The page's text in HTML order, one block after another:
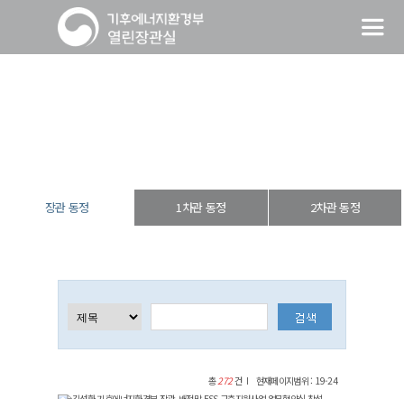
장관 동정 1차관 동정 2차관 동정
총272건 현재페이지범위 : 19-24